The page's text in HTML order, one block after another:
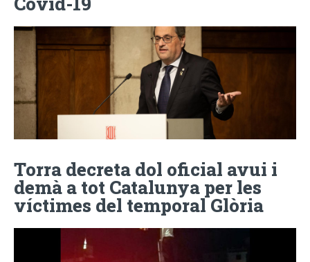
Torra decreta dol oficial avui i
demà a tot Catalunya per les
víctimes del temporal Glòria